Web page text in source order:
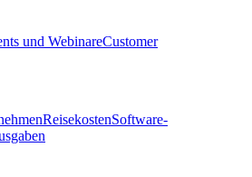
und WebinareCustomer
ReisekostenSoftware-